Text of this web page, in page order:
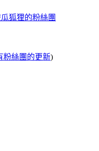
狐狸的粉絲團
粉絲團的更新)